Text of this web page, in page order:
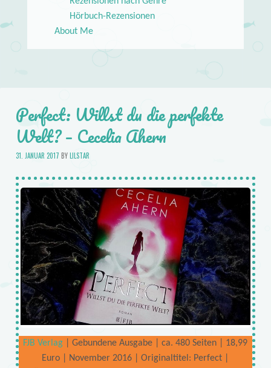
Hörbuch-Rezensionen
About Me
Perfect: Willst du die perfekte
Welt? – Cecelia Ahern
31. JANUAR 2017 BYLILSTAR
FJB Verlag | Gebundene Ausgabe | ca. 480 Seiten | 18,99
Euro | November 2016 | Originaltitel: Perfect |